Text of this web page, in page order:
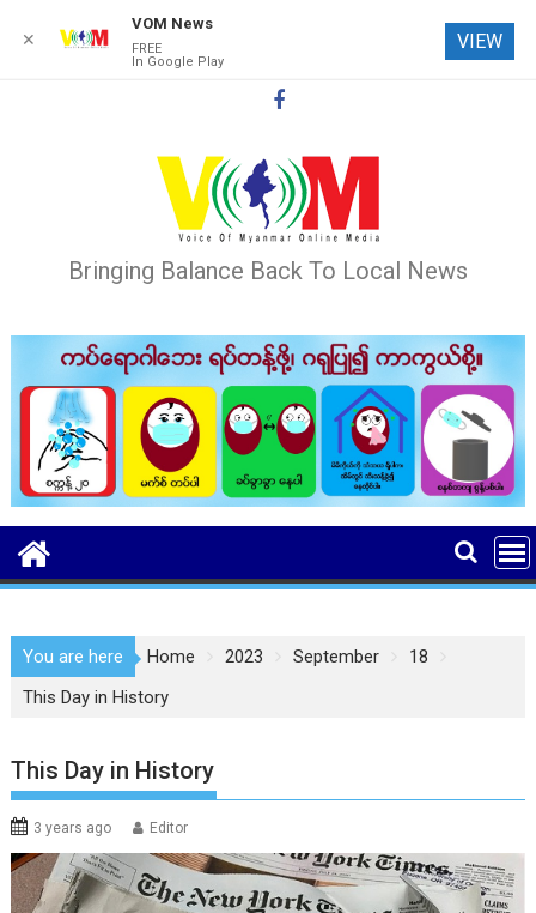
Bringing Balance Back To Local News
You are here Home 2023 September
18
This Day in History
This Day in History
3 years ago Editor
✕
VOM News
FREE
In Google Play
VIEW